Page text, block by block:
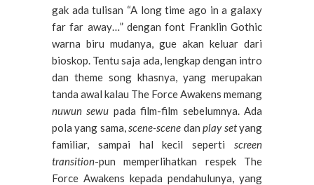
gak ada tulisan “A long time ago in a galaxy
far far away…” dengan font Franklin Gothic
warna biru mudanya, gue akan keluar dari
bioskop. Tentu saja ada, lengkap dengan intro
dan theme song khasnya, yang merupakan
tanda awal kalau The Force Awakens memang
nuwun sewu pada film-film sebelumnya. Ada
pola yang sama, scene-scene danplay setyang
familiar, sampai hal kecil seperti screen
transition-pun memperlihatkan respek The
Force Awakens kepada pendahulunya, yang